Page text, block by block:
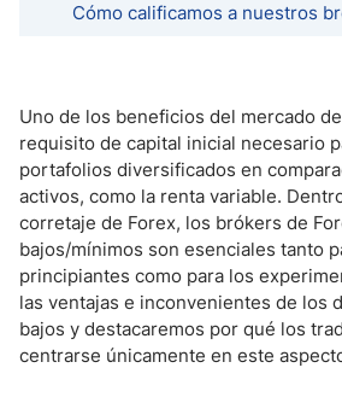
Cómo calificamos a nuestros
Uno de los beneficios del mercado
requisito de capital inicial necesario
portafolios diversificados en
activos, como la renta variable.
corretaje de Forex, los brókers de
bajos/mínimos son esenciales tanto
principiantes como para los
las ventajas e inconvenientes de los
bajos y destacaremos por qué los
centrarse únicamente en este